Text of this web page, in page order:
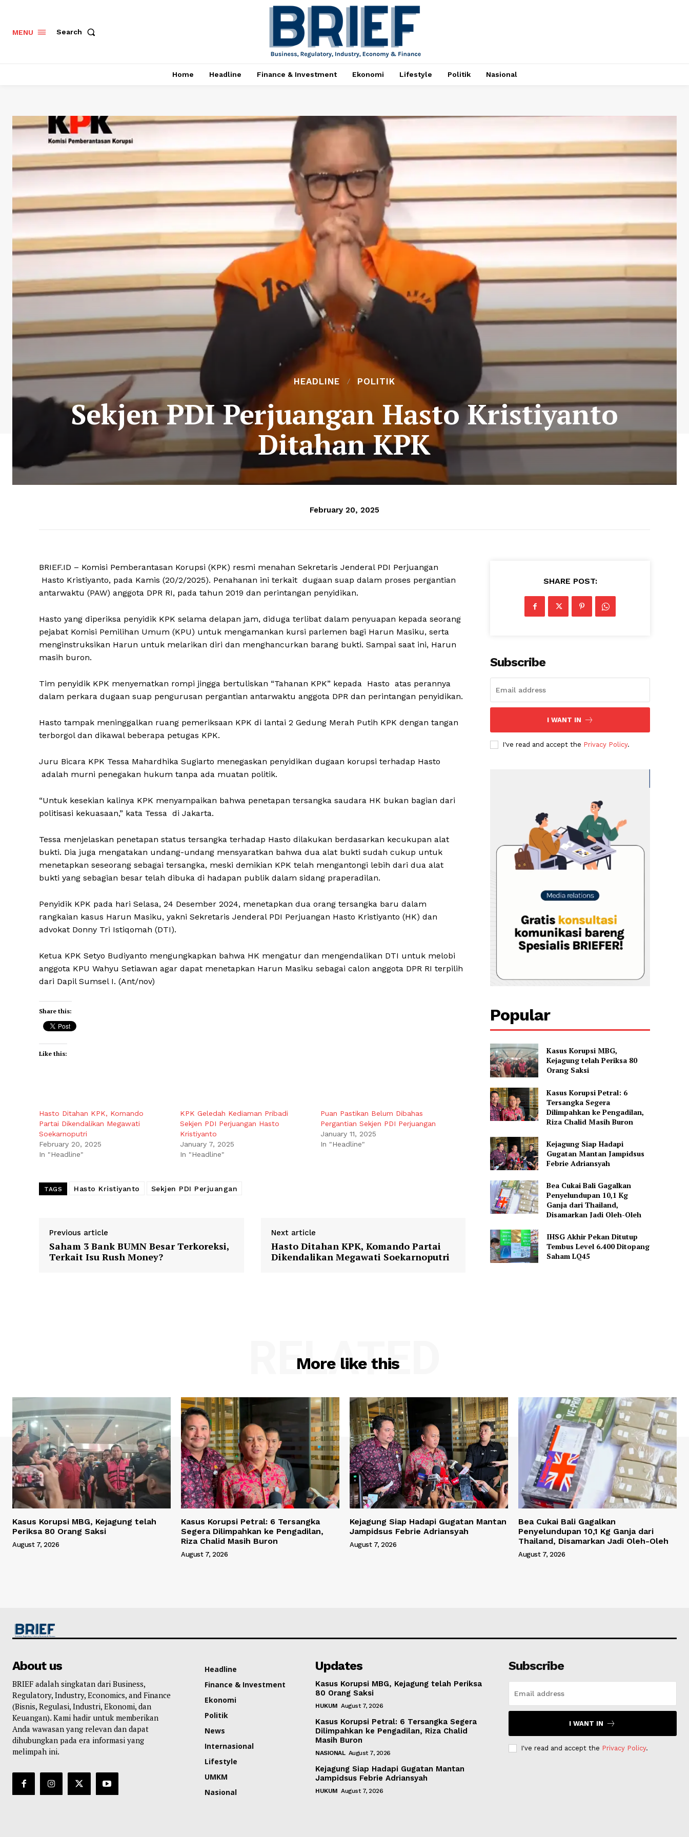
MENU Search
Home Headline Finance & Investment Ekonomi Lifestyle Politik Nasional
HEADLINE POLITIK
Sekjen PDI Perjuangan Hasto Kristiyanto
Ditahan KPK
February 20, 2025
BRIEF.ID – Komisi Pemberantasan Korupsi (KPK) resmi menahan Sekretaris Jenderal PDI Perjuangan
Hasto Kristiyanto, pada Kamis (20/2/2025). Penahanan ini terkait dugaan suap dalam proses pergantian
antarwaktu (PAW) anggota DPR RI, pada tahun 2019 dan perintangan penyidikan.
Hasto yang diperiksa penyidik KPK selama delapan jam, diduga terlibat dalam penyuapan kepada seorang
pejabat Komisi Pemilihan Umum (KPU) untuk mengamankan kursi parlemen bagi Harun Masiku, serta
menginstruksikan Harun untuk melarikan diri dan menghancurkan barang bukti. Sampai saat ini, Harun
masih buron.
Tim penyidik KPK menyematkan rompi jingga bertuliskan “Tahanan KPK” kepada Hasto atas perannya
dalam perkara dugaan suap pengurusan pergantian antarwaktu anggota DPR dan perintangan penyidikan.
Hasto tampak meninggalkan ruang pemeriksaan KPK di lantai 2 Gedung Merah Putih KPK dengan tangan
terborgol dan dikawal beberapa petugas KPK.
Juru Bicara KPK Tessa Mahardhika Sugiarto menegaskan penyidikan dugaan korupsi terhadap Hasto
adalah murni penegakan hukum tanpa ada muatan politik.
“Untuk kesekian kalinya KPK menyampaikan bahwa penetapan tersangka saudara HK bukan bagian dari
politisasi kekuasaan,” kata Tessa di Jakarta.
Tessa menjelaskan penetapan status tersangka terhadap Hasto dilakukan berdasarkan kecukupan alat
bukti. Dia juga mengatakan undang-undang mensyaratkan bahwa dua alat bukti sudah cukup untuk
menetapkan seseorang sebagai tersangka, meski demikian KPK telah mengantongi lebih dari dua alat
bukti yang sebagian besar telah dibuka di hadapan publik dalam sidang praperadilan.
Penyidik KPK pada hari Selasa, 24 Desember 2024, menetapkan dua orang tersangka baru dalam
rangkaian kasus Harun Masiku, yakni Sekretaris Jenderal PDI Perjuangan Hasto Kristiyanto (HK) dan
advokat Donny Tri Istiqomah (DTI).
Ketua KPK Setyo Budiyanto mengungkapkan bahwa HK mengatur dan mengendalikan DTI untuk melobi
anggota KPU Wahyu Setiawan agar dapat menetapkan Harun Masiku sebagai calon anggota DPR RI terpilih
dari Dapil Sumsel I. (Ant/nov)
Share this:
Like this:
Hasto Ditahan KPK, Komando
Partai Dikendalikan Megawati
Soekarnoputri
February 20, 2025
In "Headline"
KPK Geledah Kediaman Pribadi
Sekjen PDI Perjuangan Hasto
Kristiyanto
January 7, 2025
In "Headline"
Puan Pastikan Belum Dibahas
Pergantian Sekjen PDI Perjuangan
January 11, 2025
In "Headline"
TAGS Hasto Kristiyanto Sekjen PDI Perjuangan
Previous article
Saham 3 Bank BUMN Besar Terkoreksi,
Terkait Isu Rush Money?
Next article
Hasto Ditahan KPK, Komando Partai
Dikendalikan Megawati Soekarnoputri
SHARE POST:
Subscribe
I WANT IN
I've read and accept the Privacy Policy.
Popular
Kasus Korupsi MBG,
Kejagung telah Periksa 80
Orang Saksi
Kasus Korupsi Petral: 6
Tersangka Segera
Dilimpahkan ke Pengadilan,
Riza Chalid Masih Buron
Kejagung Siap Hadapi
Gugatan Mantan Jampidsus
Febrie Adriansyah
Bea Cukai Bali Gagalkan
Penyelundupan 10,1 Kg
Ganja dari Thailand,
Disamarkan Jadi Oleh-Oleh
IHSG Akhir Pekan Ditutup
Tembus Level 6.400 Ditopang
Saham LQ45
More like this
RELATED
Kasus Korupsi MBG, Kejagung telah
Periksa 80 Orang Saksi
August 7, 2026
Kasus Korupsi Petral: 6 Tersangka
Segera Dilimpahkan ke Pengadilan,
Riza Chalid Masih Buron
August 7, 2026
Kejagung Siap Hadapi Gugatan Mantan
Jampidsus Febrie Adriansyah
August 7, 2026
Bea Cukai Bali Gagalkan
Penyelundupan 10,1 Kg Ganja dari
Thailand, Disamarkan Jadi Oleh-Oleh
August 7, 2026
About us
BRIEF adalah singkatan dari Business,
Regulatory, Industry, Economics, and Finance
(Bisnis, Regulasi, Industri, Ekonomi, dan
Keuangan). Kami hadir untuk memberikan
Anda wawasan yang relevan dan dapat
dihubungkan pada era informasi yang
melimpah ini.
Headline
Finance & Investment
Ekonomi
Politik
News
Internasional
Lifestyle
UMKM
Nasional
Updates
Kasus Korupsi MBG, Kejagung telah Periksa
80 Orang Saksi
HUKUM August 7, 2026
Kasus Korupsi Petral: 6 Tersangka Segera
Dilimpahkan ke Pengadilan, Riza Chalid
Masih Buron
NASIONAL August 7, 2026
Kejagung Siap Hadapi Gugatan Mantan
Jampidsus Febrie Adriansyah
HUKUM August 7, 2026
Subscribe
I WANT IN
I've read and accept the Privacy Policy.